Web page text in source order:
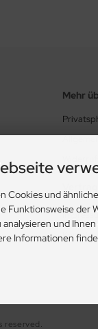
Mehr
Kontakt
reserved.
Cookies und
Funktionsweise der
und
Informationen